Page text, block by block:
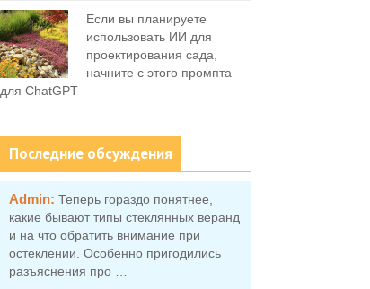
Если вы планируете
использовать ИИ для
проектирования сада,
начните с этого промпта
для ChatGPT
Последние обсуждения
Admin: Теперь гораздо понятнее,
какие бывают типы стеклянных веранд
и на что обратить внимание при
остеклении. Особенно пригодились
разъяснения про …